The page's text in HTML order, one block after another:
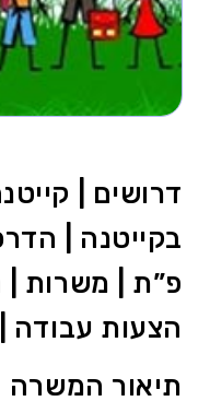
דרושים |
בקייטנה |
פ”ת | משרות |
הצעות עבודה
תיאור המשרה